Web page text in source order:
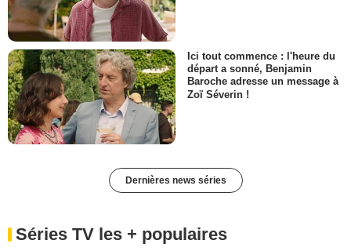
Ici tout commence : l'heure du
départ a sonné, Benjamin
Baroche adresse un message à
Zoï Séverin !
Dernières news séries
Séries TV les + populaires